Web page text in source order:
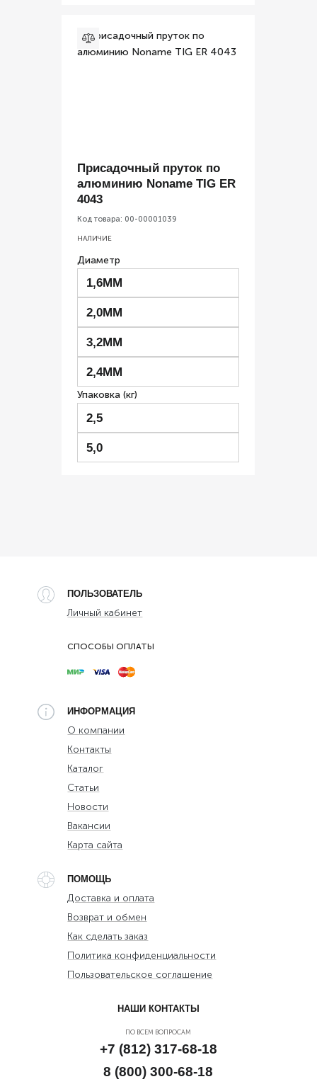
Присадочный пруток по
алюминию Noname TIG ER
4043
Код товара: 00-00001039
НАЛИЧИЕ
Диаметр
1,6ММ
2,0ММ
3,2ММ
2,4ММ
Упаковка (кг)
2,5
5,0
ПОЛЬЗОВАТЕЛЬ
Личный кабинет
СПОСОБЫ ОПЛАТЫ
ИНФОРМАЦИЯ
О компании
Контакты
Каталог
Статьи
Новости
Вакансии
Карта сайта
ПОМОЩЬ
Доставка и оплата
Возврат и обмен
Как сделать заказ
Политика конфиденциальности
Пользовательское соглашение
НАШИ КОНТАКТЫ
ПО ВСЕМ ВОПРОСАМ
+7 (812) 317-68-18
8 (800) 300-68-18